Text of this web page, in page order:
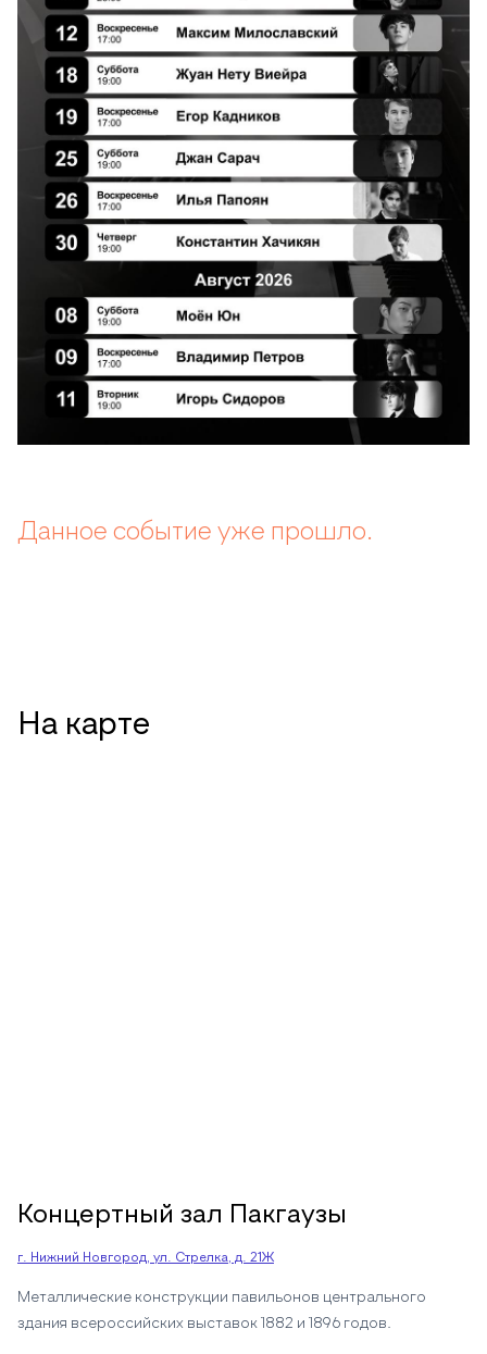
Данное событие уже прошло.
На карте
Концертный зал Пакгаузы
г. Нижний Новгород, ул. Стрелка, д. 21Ж
Металлические конструкции павильонов центрального
здания всероссийских выставок 1882 и 1896 годов.